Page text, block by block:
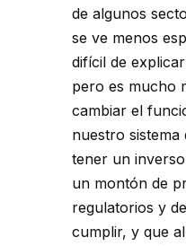
de algunos
se ve menos
difícil de
pero es mucho
cambiar el
nuestro sistema
tener un
un montón de
regulatorios y
cumplir, y que